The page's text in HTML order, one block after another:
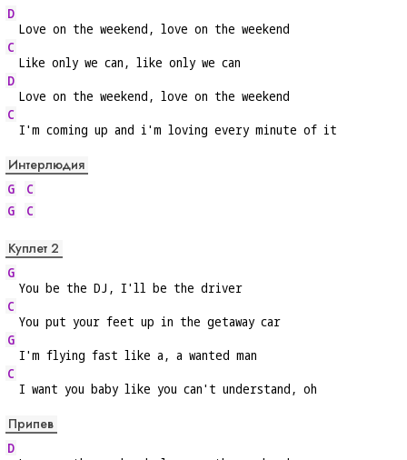
D
  Love on the weekend, love on the weekend
C
  Like only we can, like only we can
D
  Love on the weekend, love on the weekend
C
  I'm coming up and i'm loving every minute of it
Интерлюдия
G
C
G
C
Куплет 2
G
  You be the DJ, I'll be the driver
C
  You put your feet up in the getaway car
G
  I'm flying fast like a, a wanted man
C
  I want you baby like you can't understand, oh
Припев
D